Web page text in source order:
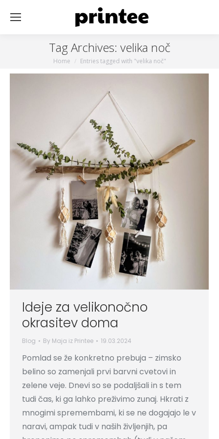
Tag Archives: velika noč
You are here:
Home Entries tagged with "velika noč"
Ideje za velikonočno
okrasitev doma
Blog By Maja iz Printee 19.03.2024
Pomlad se že konkretno prebuja – zimsko
belino so zamenjali prvi barvni cvetovi in
zelene veje. Dnevi so se podaljšali in s tem
tudi čas, ki ga lahko preživimo zunaj. Hkrati z
mnogimi spremembami, ki se ne dogajajo le v
naravi, ampak tudi v naših življenjih, pa